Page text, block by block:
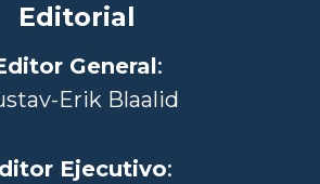
Editorial
General:
Erik Blaalid
Ejecutivo: